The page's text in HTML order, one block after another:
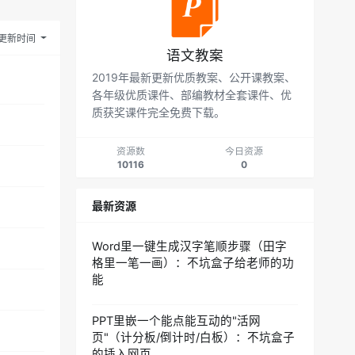
新时间
语文教案
2019年最新更新优质教案、公开课教案、
各年级优质课件、部编教材全套课件、优
质获奖课件完全免费下载。
资源数
10116
今日资源
0
最新资源
Word里一键生成汉字笔顺步骤（田字
格里一笔一画）：不坑盒子给老师的功
能
PPT里嵌一个能点能互动的"活网
页"（计分板/倒计时/白板）：不坑盒子